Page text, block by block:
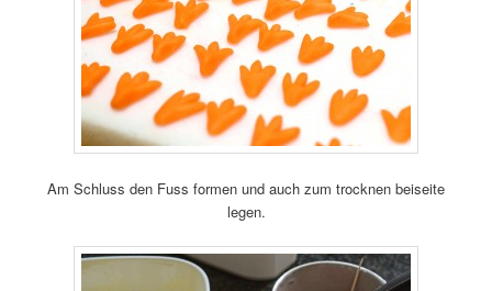
Am Schluss den Fuss formen und auch zum trocknen beiseite
legen.